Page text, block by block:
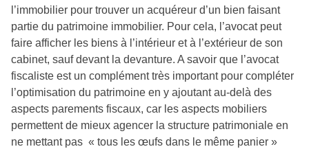
l’immobilier pour trouver un acquéreur d’un bien faisant
partie du patrimoine immobilier. Pour cela, l’avocat peut
faire afficher les biens à l’intérieur et à l’extérieur de son
cabinet, sauf devant la devanture. A savoir que l’avocat
fiscaliste est un complément très important pour compléter
l’optimisation du patrimoine en y ajoutant au-delà des
aspects parements fiscaux, car les aspects mobiliers
permettent de mieux agencer la structure patrimoniale en
ne mettant pas « tous les œufs dans le même panier »